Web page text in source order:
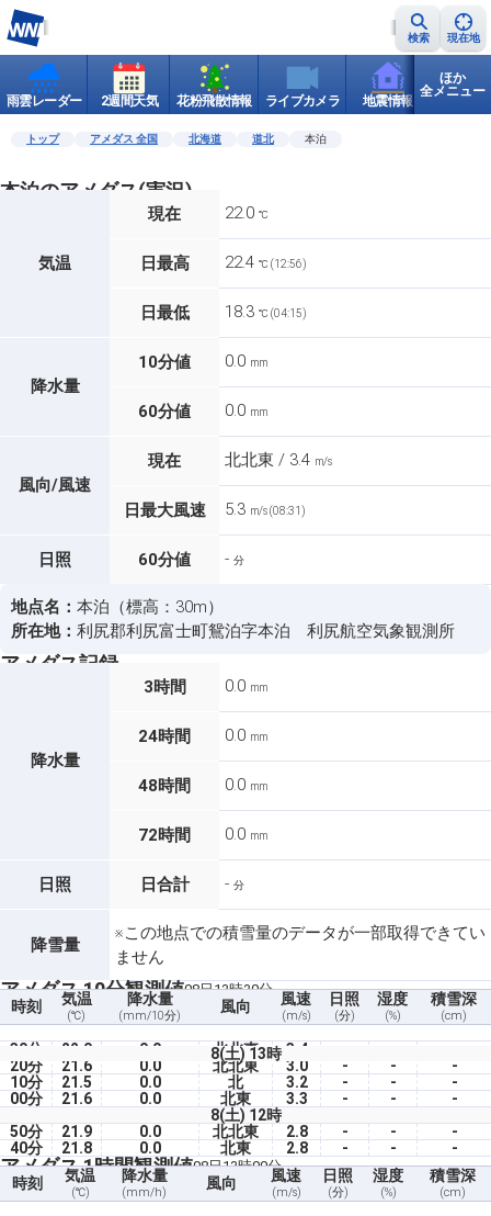
検索 現在地
雨雲レーダー 2週間天気 花粉飛散情報 ライブカメラ 地震情報 世界天
ほか
全メニュー
トップ アメダス 全国 北海道 道北 本泊
本泊のアメダス(実況)
気温
現在 22.0 ℃
日最高 22.4 ℃ (12:56)
日最低 18.3 ℃ (04:15)
降水量
10分値 0.0 mm
60分値 0.0 mm
風向/風速
現在 北北東 / 3.4 m/s
日最大風速 5.3 m/s (08:31)
日照 60分値 - 分
地点名： 本泊（標高：30m）
所在地： 利尻郡利尻富士町鴛泊字本泊 利尻航空気象観測所
アメダス記録
降水量
3時間 0.0 mm
24時間 0.0 mm
48時間 0.0 mm
72時間 0.0 mm
日照 日合計 - 分
降雪量
※この地点での積雪量のデータが一部取得できてい
ません
アメダス 10分観測値08日13時30分
時刻 気温
(℃)
降水量
(mm/10分)
風向 風速
(m/s)
日照
(分)
湿度
(%)
積雪深
(cm)
8(土) 13時
30分 22.0 0.0 北北東 3.4
20分
21.6 0.0 北北東 3.0 - -
-
10分
21.5 0.0 北 3.2 - -
-
00分
21.6 0.0 北東 3.3 - -
-
8(土) 12時
50分
21.9 0.0 北北東 2.8 - -
-
40分
21.8 0.0 北東 2.8 - - -
アメダス 1時間観測値08日13時00分
時刻 気温
(℃)
降水量
(mm/h)
風向 風速
(m/s)
日照
(分)
湿度
(%)
積雪深
(cm)